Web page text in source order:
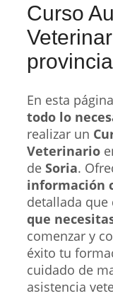
Curso
En esta
todo lo
realizar un
Veterinario
de Soria.
información
detallada que
que
comenzar y
éxito tu
cuidado de
asistencia